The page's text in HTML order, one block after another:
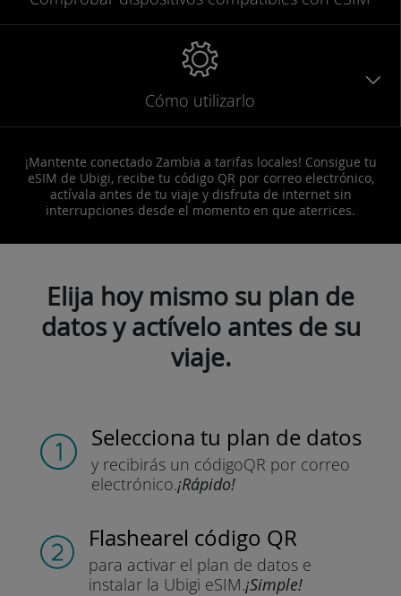
Cómo utilizarlo
¡Mantente conectado Zambia a tarifas locales! Consigue tu
eSIM de Ubigi, recibe tu código QR por correo electrónico,
actívala antes de tu viaje y disfruta de internet sin
interrupciones desde el momento en que aterrices.
Elija hoy mismo su plan de
datos y actívelo antes de su
viaje.
Selecciona tu plan de datos
y recibirás un códigoQR por correo
electrónico.¡Rápido!
Flashearel código QR
para activar el plan de datos e
instalar la Ubigi eSIM.¡Simple!